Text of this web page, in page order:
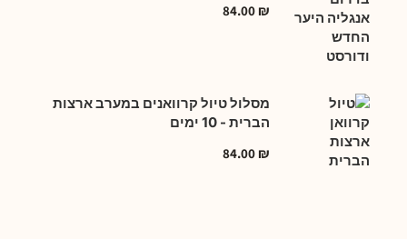
84.00 ₪
מסלול טיול קרוואנים במערב ארצות
הברית - 10 ימים
84.00 ₪